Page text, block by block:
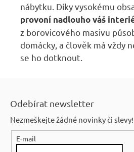
nábytku. Díky vysokému
provoní nadlouho váš
z borovicového masivu
domácky, a člověk má vždy
se ho dotknout.
Odebírat newsletter
Nezmeškejte žádné novinky či slevy!
E-mail